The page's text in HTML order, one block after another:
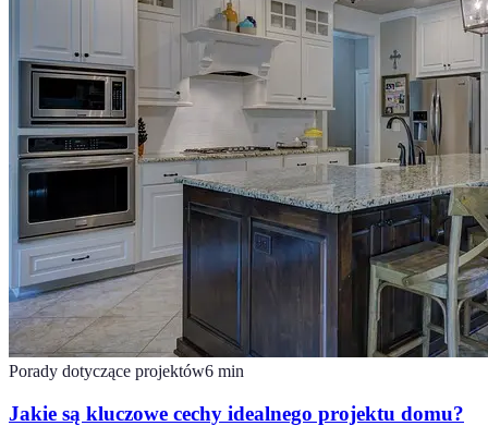
Porady dotyczące projektów6 min
Jakie są kluczowe cechy idealnego projektu domu?